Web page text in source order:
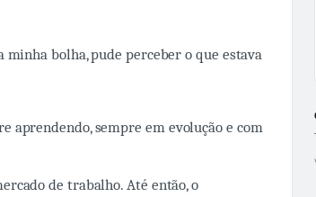
bolha, pude perceber o que estava
aprendendo, sempre em evolução e com
de trabalho. Até então, o